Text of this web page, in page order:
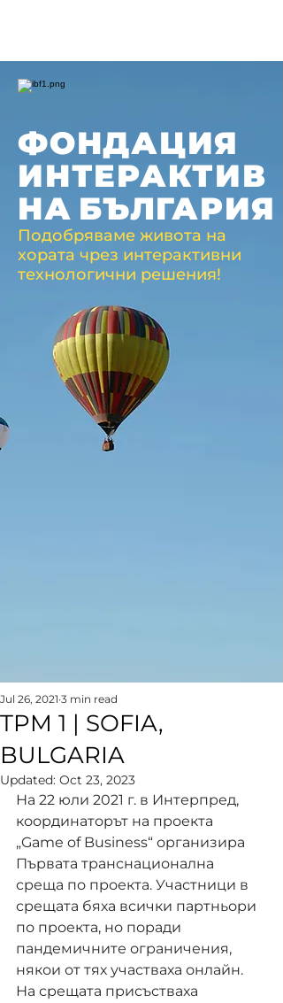
ФОНДАЦИЯ
ИНТЕРАКТИВ
НА БЪЛГАРИЯ
Подобряваме живота на
хората чрез интерактивни
технологични решения!
TPM 1 | SOFIA,
BULGARIA
Jul 26, 2021 3 min read
Updated: Oct 23, 2023
На 22 юли 2021 г. в Интерпред,
координаторът на проекта
„Game of Business“ организира
Първата транснационална
среща по проекта. Участници в
срещата бяха всички партньори
по проекта, но поради
пандемичните ограничения,
някои от тях участваха онлайн.
На срещата присъстваха